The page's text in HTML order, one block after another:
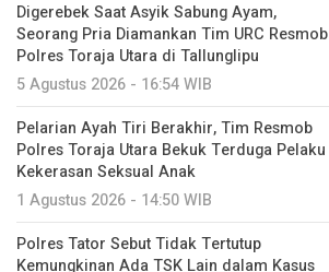
Digerebek Saat Asyik Sabung Ayam,
Seorang Pria Diamankan Tim URC Resmob
Polres Toraja Utara di Tallunglipu ​
5 Agustus 2026 - 16:54 WIB
Pelarian Ayah Tiri Berakhir, Tim Resmob
Polres Toraja Utara Bekuk Terduga Pelaku
Kekerasan Seksual Anak
1 Agustus 2026 - 14:50 WIB
Polres Tator Sebut Tidak Tertutup
Kemungkinan Ada TSK Lain dalam Kasus